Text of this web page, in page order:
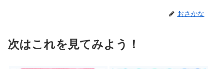
おさかな
次はこれを見てみよう！